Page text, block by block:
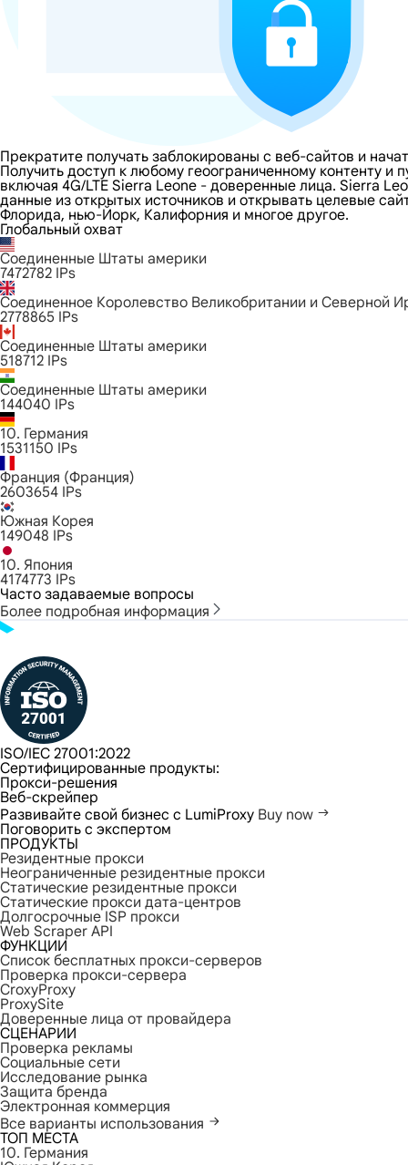
Прекратите получать заблокированы с веб-сайтов и
Получить доступ к любому геоограниченному контенту
включая 4G/LTE Sierra Leone - доверенные лица. Sierra
данные из открытых источников и открывать целевые
Флорида, нью-Йорк, Калифорния и многое другое.
Глобальный охват
Соединенные Штаты америки
7472782 IPs
Соединенное Королевство Великобритании и Северной
2778865 IPs
Соединенные Штаты америки
518712 IPs
Соединенные Штаты америки
144040 IPs
10. Германия
1531150 IPs
Франция (Франция)
2603654 IPs
Южная Корея
149048 IPs
10. Япония
4174773 IPs
Часто задаваемые вопросы
Более подробная информация
ISO/IEC 27001:2022
Сертифицированные продукты:
Прокси-решения
Веб-скрейпер
Развивайте свой бизнес с LumiProxy Buy now
Поговорить с экспертом
ПРОДУКТЫ
Резидентные прокси
Неограниченные резидентные прокси
Статические резидентные прокси
Статические прокси дата-центров
Долгосрочные ISP прокси
Web Scraper API
ФУНКЦИИ
Список бесплатных прокси-серверов
Проверка прокси-сервера
CroxyProxy
ProxySite
Доверенные лица от провайдера
СЦЕНАРИИ
Проверка рекламы
Социальные сети
Исследование рынка
Защита бренда
Электронная коммерция
Все варианты использования
ТОП МЕСТА
10. Германия